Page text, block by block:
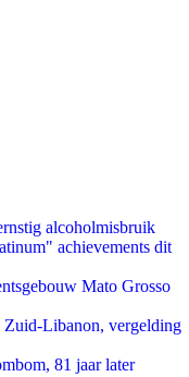
alcoholmisbruik
achievements dit
Mato Grosso
Zuid-Libanon, vergelding
81 jaar later